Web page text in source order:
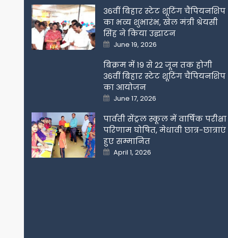
36वीं बिहार स्टेट शूटिंग चैंपियनशिप
का भव्य शुभारंभ, खेल मंत्री श्रेयसी
सिंह ने किया उद्घाटन
Posted
on
June 19, 2026
बिक्रम में 19 से 22 जून तक होगी
36वीं बिहार स्टेट शूटिंग चैंपियनशिप
का आयोजन
Posted
on
June 17, 2026
पार्वती सेंट्रल स्कूल में वार्षिक परीक्षा
परिणाम घोषित, मेधावी छात्र-छात्राएं
हुए सम्मानित
Posted
on
April 1, 2026